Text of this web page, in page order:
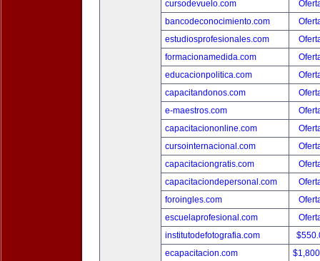
cursodevuelo.com
bancodeconocimiento.com
estudiosprofesionales.com
formacionamedida.com
educacionpolitica.com
capacitandonos.com
e-maestros.com
capacitaciononline.com
cursointernacional.com
capacitaciongratis.com
capacitaciondepersonal.com
foroingles.com
escuelaprofesional.com
institutodefotografia.com
ecapacitacion.com